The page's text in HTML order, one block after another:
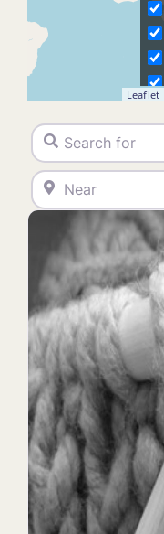
Leaflet
Search for
Near